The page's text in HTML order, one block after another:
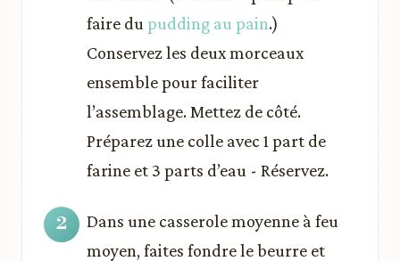
faire du pudding au pain.)
Conservez les deux morceaux
ensemble pour faciliter
l’assemblage. Mettez de côté.
Préparez une colle avec 1 part de
farine et 3 parts d’eau - Réservez.
Dans une casserole moyenne à feu
moyen, faites fondre le beurre et